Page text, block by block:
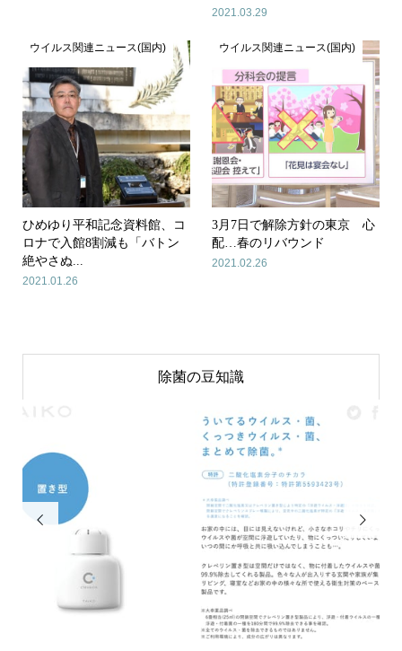
2021.03.29
ウイルス関連ニュース(国内)
ひめゆり平和記念資料館、コ
ロナで入館8割減も「バトン
絶やさぬ...
2021.01.26
ウイルス関連ニュース(国内)
3月7日で解除方針の東京 心
配…春のリバウンド
2021.02.26
除菌の豆知識
 